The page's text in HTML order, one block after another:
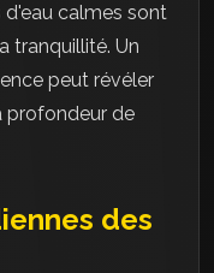
d'eau calmes sont
tranquillité. Un
peut révéler
profondeur de
des